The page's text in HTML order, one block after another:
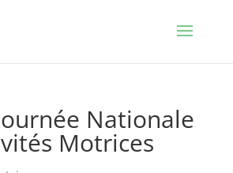
Nationale
Motrices